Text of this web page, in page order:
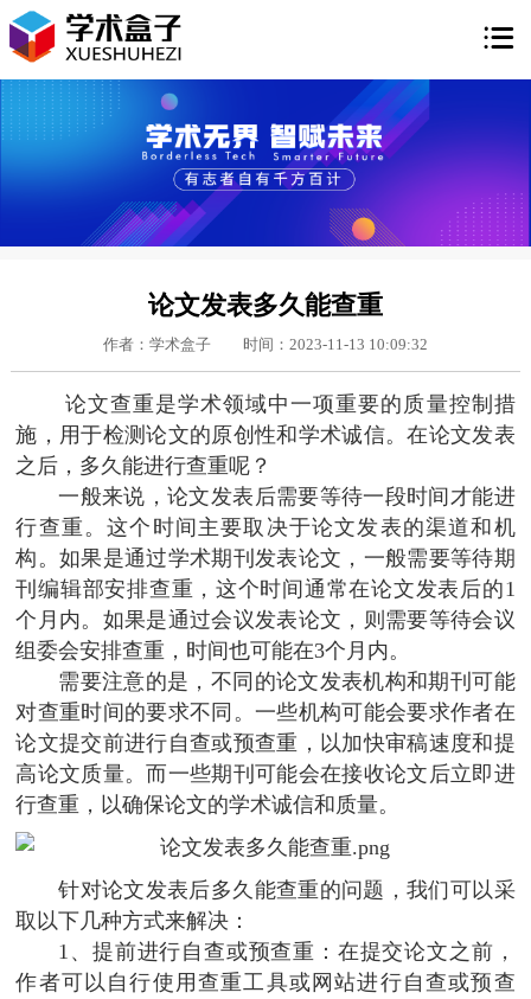

论文发表多久能查重
作者：学术盒子 时间：2023-11-13 10:09:32
论文查重是学术领域中一项重要的质量控制措
施，用于检测论文的原创性和学术诚信。在论文发表
之后，多久能进行查重呢？
一般来说，论文发表后需要等待一段时间才能进
行查重。这个时间主要取决于论文发表的渠道和机
构。如果是通过学术期刊发表论文，一般需要等待期
刊编辑部安排查重，这个时间通常在论文发表后的1
个月内。如果是通过会议发表论文，则需要等待会议
组委会安排查重，时间也可能在3个月内。
需要注意的是，不同的论文发表机构和期刊可能
对查重时间的要求不同。一些机构可能会要求作者在
论文提交前进行自查或预查重，以加快审稿速度和提
高论文质量。而一些期刊可能会在接收论文后立即进
行查重，以确保论文的学术诚信和质量。
针对论文发表后多久能查重的问题，我们可以采
取以下几种方式来解决：
1、提前进行自查或预查重：在提交论文之前，
作者可以自行使用查重工具或网站进行自查或预查